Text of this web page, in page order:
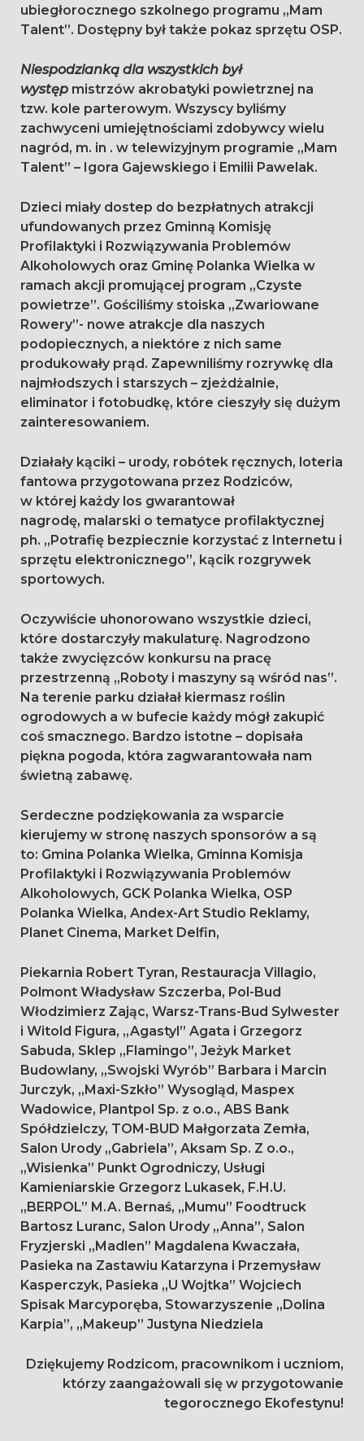
ubiegłorocznego szkolnego programu „Mam
Talent”. Dostępny był także pokaz sprzętu OSP.
Niespodzianką dla wszystkich był
występ mistrzów akrobatyki powietrznej na
tzw. kole parterowym. Wszyscy byliśmy
zachwyceni umiejętnościami zdobywcy wielu
nagród, m. in . w telewizyjnym programie „Mam
Talent” – Igora Gajewskiego i Emilii Pawelak.
Dzieci miały dostep do bezpłatnych atrakcji
ufundowanych przez Gminną Komisję
Profilaktyki i Rozwiązywania Problemów
Alkoholowych oraz Gminę Polanka Wielka w
ramach akcji promującej program „Czyste
powietrze”. Gościliśmy stoiska „Zwariowane
Rowery”- nowe atrakcje dla naszych
podopiecznych, a niektóre z nich same
produkowały prąd. Zapewniliśmy rozrywkę dla
najmłodszych i starszych – zjeżdżalnie,
eliminator i fotobudkę, które cieszyły się dużym
zainteresowaniem.
Działały kąciki – urody, robótek ręcznych, loteria
fantowa przygotowana przez Rodziców,
w której każdy los gwarantował
nagrodę, malarski o tematyce profilaktycznej
ph. „Potrafię bezpiecznie korzystać z Internetu i
sprzętu elektronicznego”, kącik rozgrywek
sportowych.
Oczywiście uhonorowano wszystkie dzieci,
które dostarczyły makulaturę. Nagrodzono
także zwycięzców konkursu na pracę
przestrzenną „Roboty i maszyny są wśród nas”.
Na terenie parku działał kiermasz roślin
ogrodowych a w bufecie każdy mógł zakupić
coś smacznego. Bardzo istotne – dopisała
piękna pogoda, która zagwarantowała nam
świetną zabawę.
Serdeczne podziękowania za wsparcie
kierujemy w stronę naszych sponsorów a są
to: Gmina Polanka Wielka, Gminna Komisja
Profilaktyki i Rozwiązywania Problemów
Alkoholowych, GCK Polanka Wielka, OSP
Polanka Wielka, Andex-Art Studio Reklamy,
Planet Cinema, Market Delfin,
Piekarnia Robert Tyran, Restauracja Villagio,
Polmont Władysław Szczerba, Pol-Bud
Włodzimierz Zając, Warsz-Trans-Bud Sylwester
i Witold Figura, „Agastyl” Agata i Grzegorz
Sabuda, Sklep „Flamingo”, Jeżyk Market
Budowlany, „Swojski Wyrób” Barbara i Marcin
Jurczyk, „Maxi-Szkło” Wysogląd, Maspex
Wadowice, Plantpol Sp. z o.o., ABS Bank
Spółdzielczy, TOM-BUD Małgorzata Zemła,
Salon Urody „Gabriela”, Aksam Sp. Z o.o.,
„Wisienka” Punkt Ogrodniczy, Usługi
Kamieniarskie Grzegorz Lukasek, F.H.U.
„BERPOL” M.A. Bernaś, „Mumu” Foodtruck
Bartosz Luranc, Salon Urody „Anna”, Salon
Fryzjerski „Madlen” Magdalena Kwaczała,
Pasieka na Zastawiu Katarzyna i Przemysław
Kasperczyk, Pasieka „U Wojtka” Wojciech
Spisak Marcyporęba, Stowarzyszenie „Dolina
Karpia”, „Makeup” Justyna Niedziela
Dziękujemy Rodzicom, pracownikom i uczniom,
którzy zaangażowali się w przygotowanie
tegorocznego Ekofestynu!